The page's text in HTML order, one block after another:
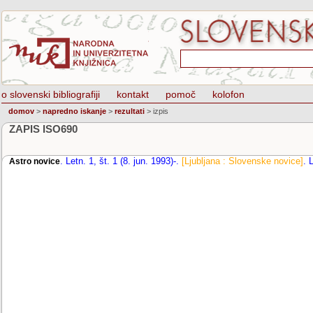
o slovenski bibliografiji kontakt pomoč kolofon
domov > napredno iskanje > rezultati > izpis
ZAPIS ISO690
Astro novice. Letn. 1, št. 1 (8. jun. 1993)-. [Ljubljana : Slovenske novice] .